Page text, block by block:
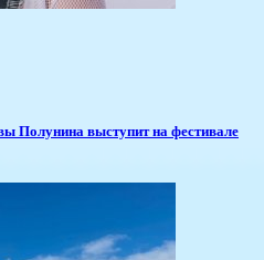
Полунина выступит на фестивале